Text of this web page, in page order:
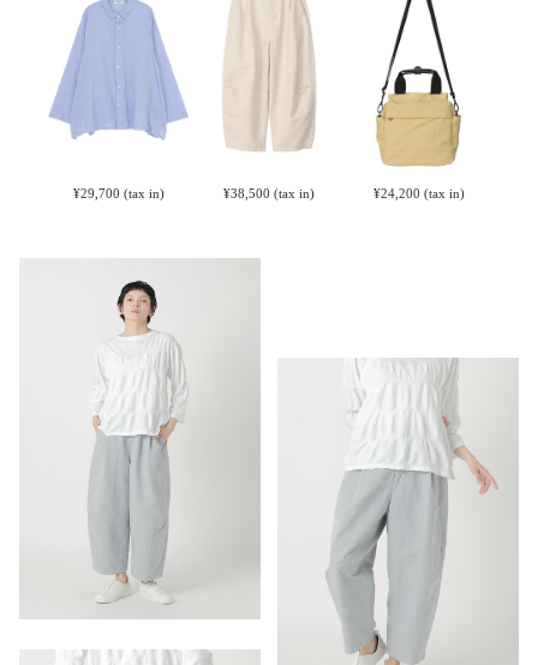
¥29,700 (tax in) ¥38,500 (tax in) ¥24,200 (tax in)